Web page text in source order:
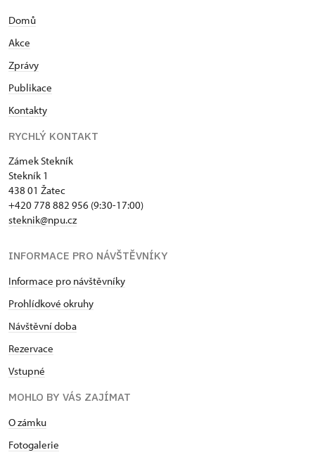
Domů
Akce
Zprávy
Publikace
Kontakty
RYCHLÝ KONTAKT
Zámek Stekník
Stekník 1
438 01 Žatec
+420 778 882 956 (9:30-17:00)
steknik@npu.cz
INFORMACE PRO NÁVŠTĚVNÍKY
Informace pro návštěvníky
Prohlídkové okruhy
Návštěvní doba
Rezervace
Vstupné
MOHLO BY VÁS ZAJÍMAT
O zámku
Fotogalerie